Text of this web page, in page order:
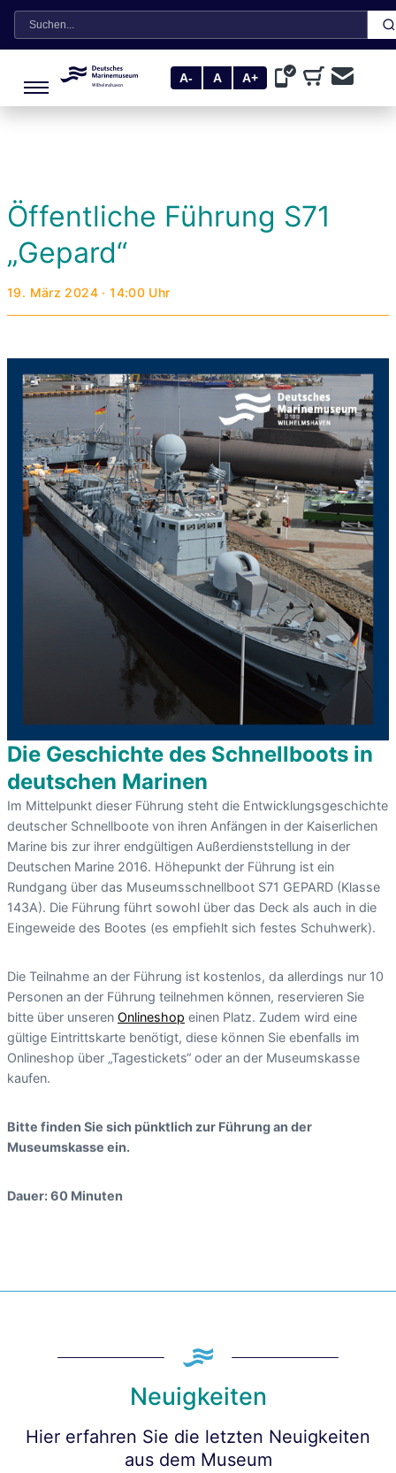
Suche
A- A A+
Öffentliche Führung S71
„Gepard“
19. März 2024 · 14:00 Uhr
Die Geschichte des Schnellboots in
deutschen Marinen
Im Mittelpunkt dieser Führung steht die Entwicklungsgeschichte
deutscher Schnellboote von ihren Anfängen in der Kaiserlichen
Marine bis zur ihrer endgültigen Außerdienststellung in der
Deutschen Marine 2016. Höhepunkt der Führung ist ein
Rundgang über das Museumsschnellboot S71 GEPARD (Klasse
143A). Die Führung führt sowohl über das Deck als auch in die
Eingeweide des Bootes (es empfiehlt sich festes Schuhwerk).
Die Teilnahme an der Führung ist kostenlos, da allerdings nur 10
Personen an der Führung teilnehmen können, reservieren Sie
bitte über unseren Onlineshop einen Platz. Zudem wird eine
gültige Eintrittskarte benötigt, diese können Sie ebenfalls im
Onlineshop über „Tagestickets“ oder an der Museumskasse
kaufen.
Bitte finden Sie sich pünktlich zur Führung an der
Museumskasse ein.
Dauer: 60 Minuten
Neuigkeiten
Hier erfahren Sie die letzten Neuigkeiten
aus dem Museum